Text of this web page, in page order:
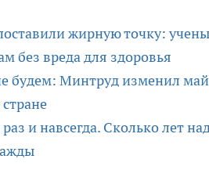
жирную точку:
без вреда для здоровья
будем: Минтруд изменил
и навсегда. Сколько лет